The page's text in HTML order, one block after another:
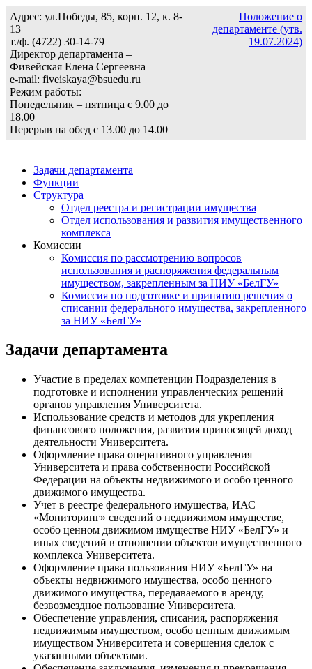
Адрес: ул.Победы, 85, корп. 12, к. 8-
13
т./ф. (4722) 30-14-79
Директор департамента –
Фивейская Елена Сергеевна
e-mail: fiveiskaya@bsuedu.ru
Режим работы:
Понедельник – пятница с 9.00 до
18.00
Перерыв на обед с 13.00 до 14.00
Положение о
департаменте (утв.
19.07.2024)
Задачи департамента
Функции
Структура
Отдел реестра и регистрации имущества
Отдел использования и развития имущественного
комплекса
Комиссии
Комиссия по рассмотрению вопросов
использования и распоряжения федеральным
имуществом, закрепленным за НИУ «БелГУ»
Комиссия по подготовке и принятию решения о
списании федерального имущества, закрепленного
за НИУ «БелГУ»
Задачи департамента
Участие в пределах компетенции Подразделения в
подготовке и исполнении управленческих решений
органов управления Университета.
Использование средств и методов для укрепления
финансового положения, развития приносящей доход
деятельности Университета.
Оформление права оперативного управления
Университета и права собственности Российской
Федерации на объекты недвижимого и особо ценного
движимого имущества.
Учет в реестре федерального имущества, ИАС
«Мониторинг» сведений о недвижимом имуществе,
особо ценном движимом имуществе НИУ «БелГУ» и
иных сведений в отношении объектов имущественного
комплекса Университета.
Оформление права пользования НИУ «БелГУ» на
объекты недвижимого имущества, особо ценного
движимого имущества, передаваемого в аренду,
безвозмездное пользование Университета.
Обеспечение управления, списания, распоряжения
недвижимым имуществом, особо ценным движимым
имуществом Университета и совершения сделок с
указанными объектами.